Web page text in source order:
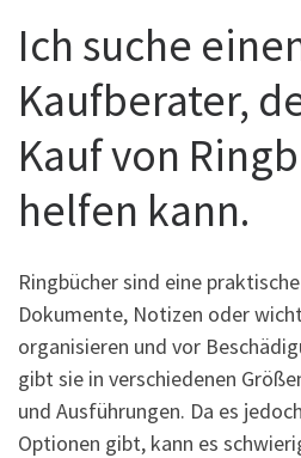
Ich suche
Kaufberater,
Kauf von
helfen kann.
Ringbücher sind eine
Dokumente, Notizen oder
organisieren und vor
gibt sie in verschiedenen
und Ausführungen. Da es
Optionen gibt, kann es